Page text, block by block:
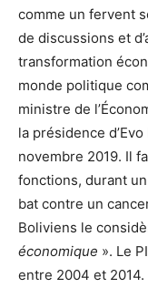
comme un fervent
de discussions et
transformation
monde politique
ministre de
la présidence
novembre 2019. Il
fonctions, durant
bat contre un
Boliviens le
économique ». Le
entre 2004 et